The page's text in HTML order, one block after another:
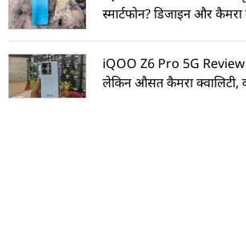
स्मार्टफोन? डिजाइन और कैमरा
iQOO Z6 Pro 5G
लेकिन औसत कैमरा क्वालिटी,